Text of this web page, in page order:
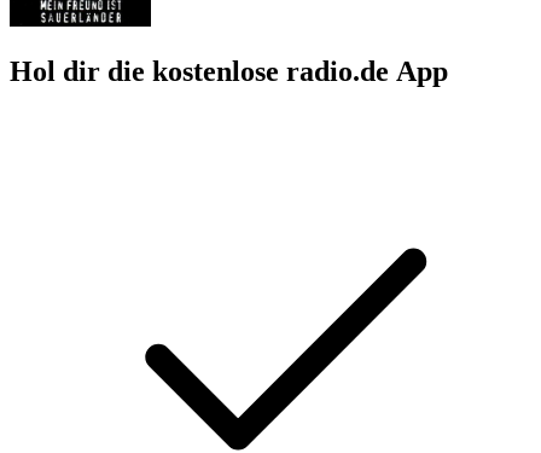
Hol dir die kostenlose radio.de App